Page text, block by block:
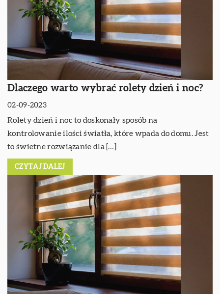
Dlaczego warto wybrać rolety dzień i noc?
02-09-2023
Rolety dzień i noc to doskonały sposób na
kontrolowanie ilości światła, które wpada do domu. Jest
to świetne rozwiązanie dla […]
CZYTAJ DALEJ